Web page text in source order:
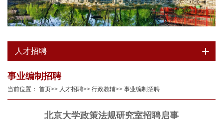
人才招聘
事业编制招聘
当前位置： 首页>> 人才招聘>> 行政教辅>> 事业编制招聘
北京大学政策法规研究室招聘启事